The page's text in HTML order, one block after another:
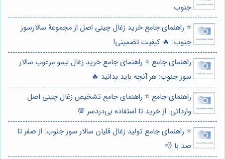
جنوب
⭐️ راهنمای جامع خرید زغال چینی اصل از مجموعۀ سالارسوز
جنوب: 🔥 کیفیت تضمینی!
راهنمای جامع ⭐️ راهنمای جامع خرید زغال لیمو مرغوب سالار
سوز جنوب: هر آنچه باید بدانید 🔥
راهنمای جامع ⭐️ راهنمای جامع تشخیص زغال چینی اصل
وارداتی: از خرید تا استفاده بی‌دردسر 💯
⭐️ راهنمای جامع تولید زغال قلیان سالار سوز جنوب: از صفر تا
صد با 💨